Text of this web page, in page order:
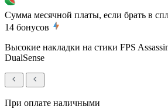
Сумма месячной платы, если брать в
14 бонусов
Высокие накладки на стики FPS
DualSense
При оплате наличными